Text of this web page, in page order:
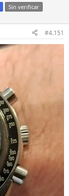
Sin verificar
#4.151